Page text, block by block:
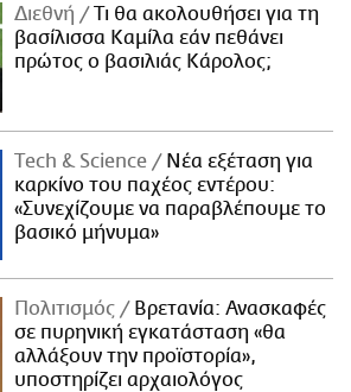
Διεθνή
Τι θα ακολουθήσει για τη
βασίλισσα Καμίλα εάν πεθάνει
πρώτος ο βασιλιάς Κάρολος;
Τech & Science
Νέα εξέταση για
καρκίνο του παχέος εντέρου:
«Συνεχίζουμε να παραβλέπουμε το
βασικό μήνυμα»
Πολιτισμός
Βρετανία: Ανασκαφές
σε πυρηνική εγκατάσταση «θα
αλλάξουν την προϊστορία»,
υποστηρίζει αρχαιολόγος